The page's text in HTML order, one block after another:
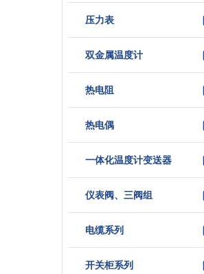
压力表
双金属温度计
热电阻
热电偶
一体化温度计变送器
仪表阀、三阀组
电缆系列
开关柜系列